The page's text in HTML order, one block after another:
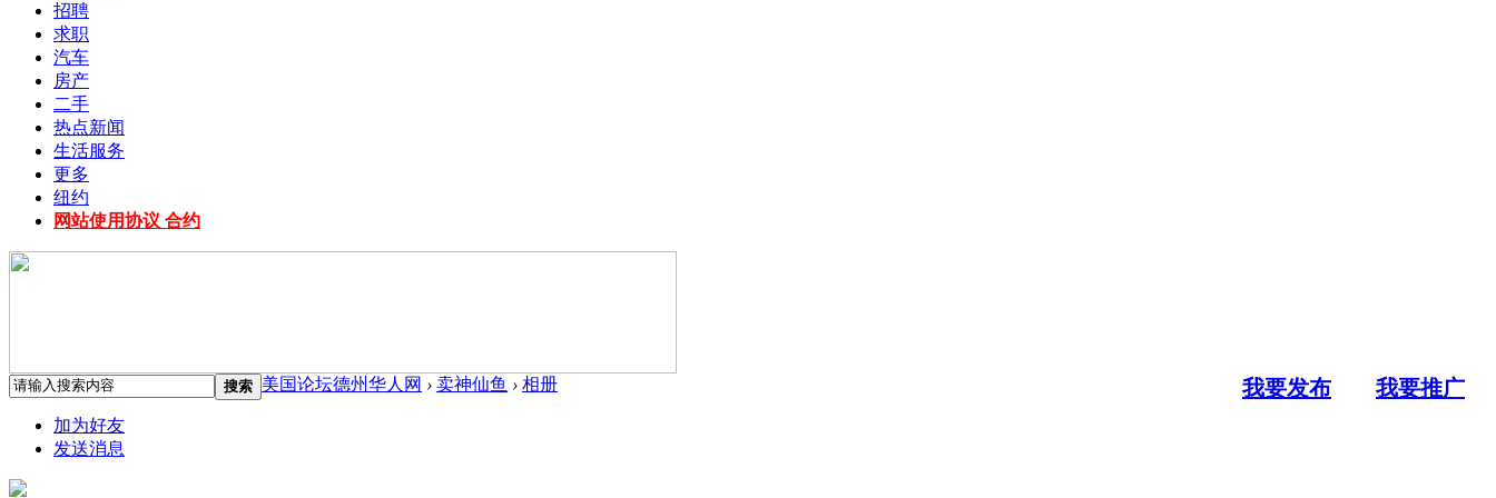
招聘
求职
汽车
房产
二手
热点新闻
生活服务
更多
纽约
网站使用协议 合约
搜索 我要发布 我要推广
美国论坛德州华人网 › 卖神仙鱼 › 相册
加为好友
发送消息